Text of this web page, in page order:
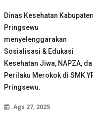
Dinas Kesehatan Kabupaten
Pringsewu
menyelenggarakan
Sosialisasi & Edukasi
Kesehatan Jiwa, NAPZA, dan
Perilaku Merokok di SMK YPT
Pringsewu.
Ags 27, 2025